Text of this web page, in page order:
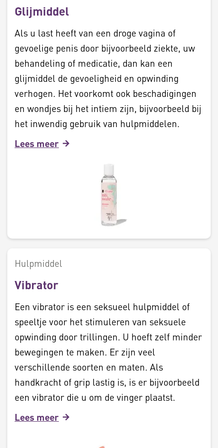
Glijmiddel
Als u last heeft van een droge vagina of
gevoelige penis door bijvoorbeeld ziekte, uw
behandeling of medicatie, dan kan een
glijmiddel de gevoeligheid en opwinding
verhogen. Het voorkomt ook beschadigingen
en wondjes bij het intiem zijn, bijvoorbeeld bij
het inwendig gebruik van hulpmiddelen.
Lees meer
Hulpmiddel
Vibrator
Een vibrator is een seksueel hulpmiddel of
speeltje voor het stimuleren van seksuele
opwinding door trillingen. U hoeft zelf minder
bewegingen te maken. Er zijn veel
verschillende soorten en maten. Als
handkracht of grip lastig is, is er bijvoorbeeld
een vibrator die u om de vinger plaatst.
Lees meer